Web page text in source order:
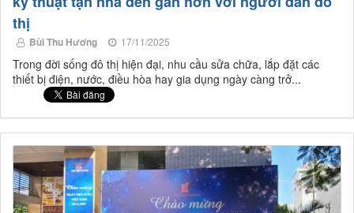
thị
Bùi Thu Hương 17/11/2025
Trong đời sống đô thị hiện đại, nhu cầu sửa chữa, lắp đặt các
thiết bị điện, nước, điều hòa hay gia dụng ngày càng trở...